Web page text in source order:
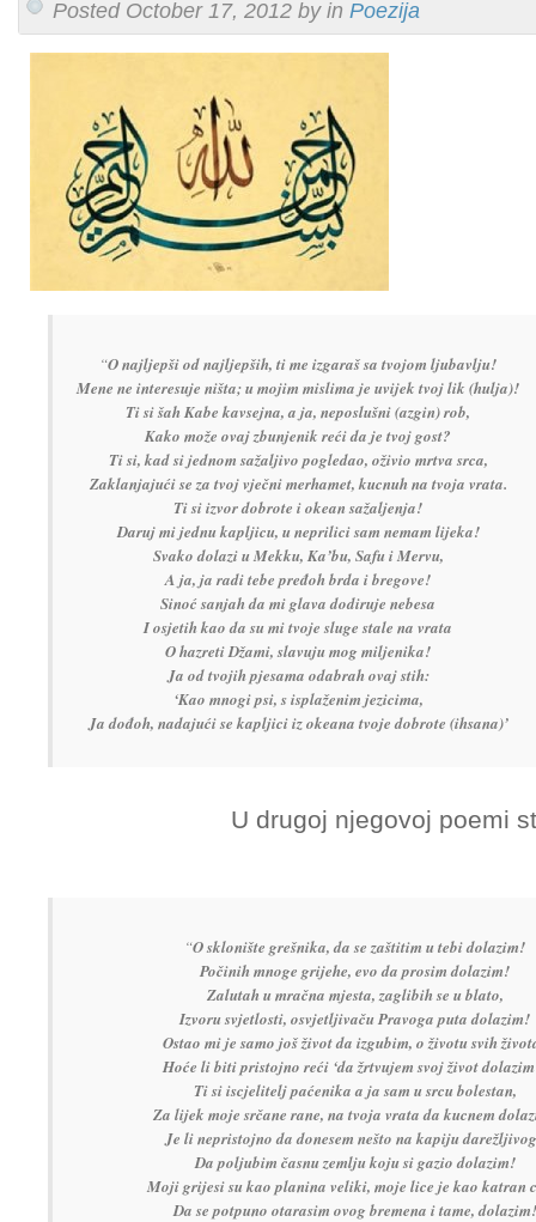
Posted October 17, 2012 by in Poezija
“O najljepši od najljepših, ti me izgaraš sa tvojom ljubavlju!
Mene ne interesuje ništa; u mojim mislima je uvijek tvoj lik (hulja)!
Ti si šah Kabe kavsejna, a ja, neposlušni (azgin) rob,
Kako može ovaj zbunjenik reći da je tvoj gost?
Ti si, kad si jednom sažaljivo pogledao, oživio mrtva srca,
Zaklanjajući se za tvoj vječni merhamet, kucnuh na tvoja vrata.
Ti si izvor dobrote i okean sažaljenja!
Daruj mi jednu kapljicu, u neprilici sam nemam lijeka!
Svako dolazi u Mekku, Ka’bu, Safu i Mervu,
A ja, ja radi tebe pređoh brda i bregove!
Sinoć sanjah da mi glava dodiruje nebesa
I osjetih kao da su mi tvoje sluge stale na vrata
O hazreti Džami, slavuju mog miljenika!
Ja od tvojih pjesama odabrah ovaj stih:
‘Kao mnogi psi, s isplaženim jezicima,
Ja dođoh, nadajući se kapljici iz okeana tvoje dobrote (ihsana)’
U drugoj njegovoj poemi
“O sklonište grešnika, da se zaštitim u tebi dolazim!
Počinih mnoge grijehe, evo da prosim dolazim!
Zalutah u mračna mjesta, zaglibih se u blato,
Izvoru svjetlosti, osvjetljivaču Pravoga puta dolazim!
Ostao mi je samo još život da izgubim, o životu svih
Hoće li biti pristojno reći ‘da žrtvujem svoj život
Ti si iscjelitelj paćenika a ja sam u srcu bolestan,
Za lijek moje srčane rane, na tvoja vrata da kucnem
Je li nepristojno da donesem nešto na kapiju
Da poljubim časnu zemlju koju si gazio dolazim!
Moji grijesi su kao planina veliki, moje lice je kao katran
Da se potpuno otarasim ovog bremena i tame, dolazim!